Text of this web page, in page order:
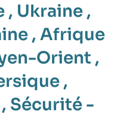
, Ukraine ,
, Afrique
Orient ,
,
, Sécurité -